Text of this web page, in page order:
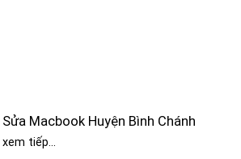
Sửa Macbook Huyện Bình Chánh
xem tiếp...